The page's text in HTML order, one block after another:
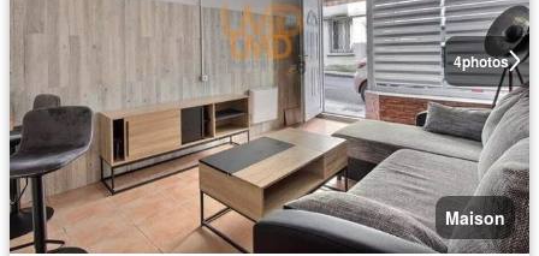
4photos
Maison